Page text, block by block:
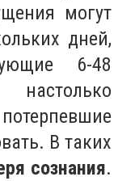
могут
дней,
6-48
В таких
сознания.